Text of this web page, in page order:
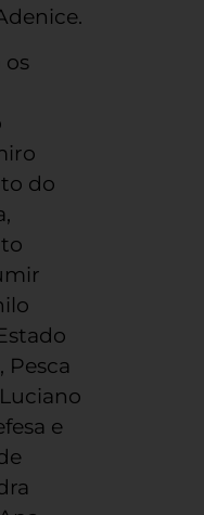
os
do
Pesca
e